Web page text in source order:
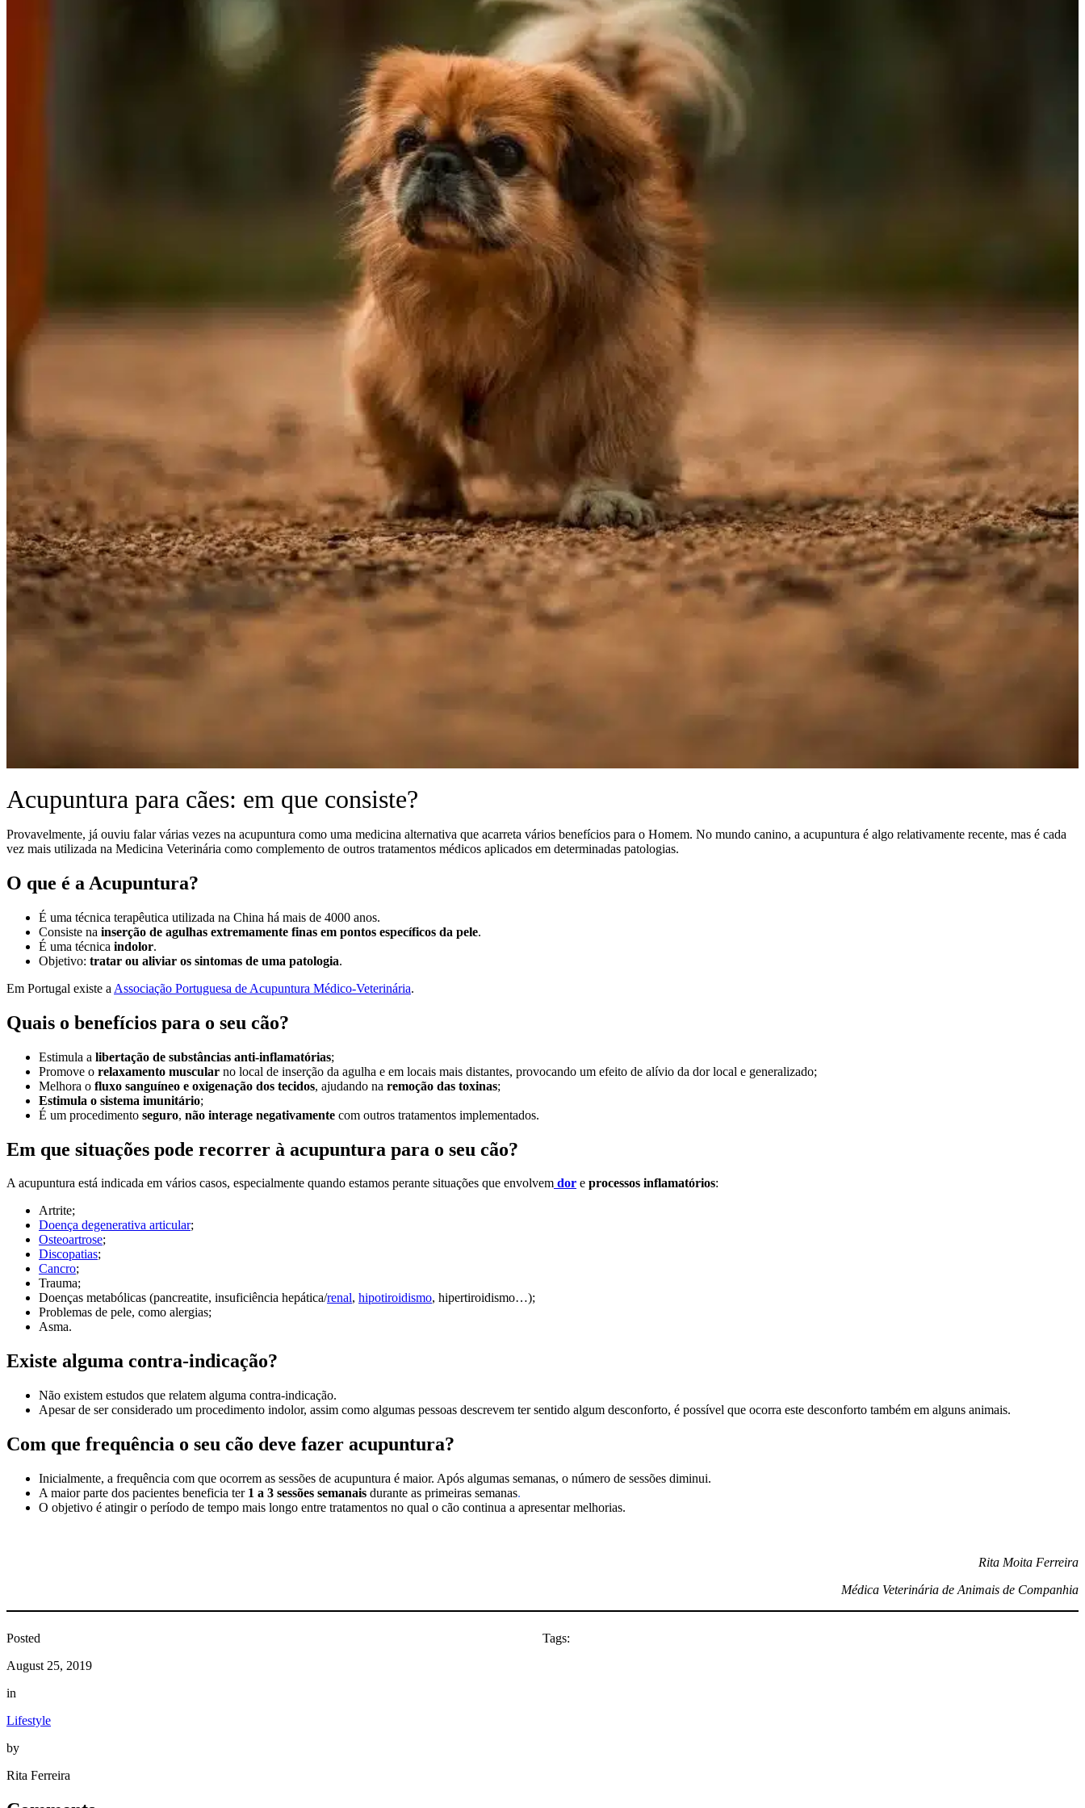
Acupuntura para cães: em que consiste?
Provavelmente, já ouviu falar várias vezes na acupuntura como uma medicina alternativa que acarreta vários benefícios para o Homem. No mundo canino, a acupuntura é algo relativamente recente, mas é cada
vez mais utilizada na Medicina Veterinária como complemento de outros tratamentos médicos aplicados em determinadas patologias.
O que é a Acupuntura?
É uma técnica terapêutica utilizada na China há mais de 4000 anos.
Consiste na inserção de agulhas extremamente finas em pontos específicos da pele.
É uma técnica indolor.
Objetivo: tratar ou aliviar os sintomas de uma patologia.
Em Portugal existe a Associação Portuguesa de Acupuntura Médico-Veterinária.
Quais o benefícios para o seu cão?
Estimula a libertação de substâncias anti-inflamatórias;
Promove o relaxamento muscular no local de inserção da agulha e em locais mais distantes, provocando um efeito de alívio da dor local e generalizado;
Melhora o fluxo sanguíneo e oxigenação dos tecidos, ajudando na remoção das toxinas;
Estimula o sistema imunitário;
É um procedimento seguro, não interage negativamente com outros tratamentos implementados.
Em que situações pode recorrer à acupuntura para o seu cão?
A acupuntura está indicada em vários casos, especialmente quando estamos perante situações que envolvem dor e processos inflamatórios:
Artrite;
Doença degenerativa articular;
Osteoartrose;
Discopatias;
Cancro;
Trauma;
Doenças metabólicas (pancreatite, insuficiência hepática/renal, hipotiroidismo, hipertiroidismo…);
Problemas de pele, como alergias;
Asma.
Existe alguma contra-indicação?
Não existem estudos que relatem alguma contra-indicação.
Apesar de ser considerado um procedimento indolor, assim como algumas pessoas descrevem ter sentido algum desconforto, é possível que ocorra este desconforto também em alguns animais.
Com que frequência o seu cão deve fazer acupuntura?
Inicialmente, a frequência com que ocorrem as sessões de acupuntura é maior. Após algumas semanas, o número de sessões diminui.
A maior parte dos pacientes beneficia ter1 a 3 sessões semanais durante as primeiras semanas.
O objetivo é atingir o período de tempo mais longo entre tratamentos no qual o cão continua a apresentar melhorias.
Rita Moita Ferreira
Médica Veterinária de Animais de Companhia
Posted
August 25, 2019
in
Lifestyle
by
Rita Ferreira
Tags: